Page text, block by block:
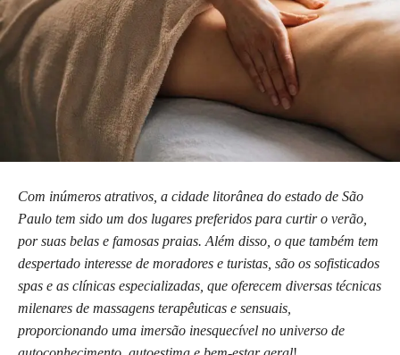
Com inúmeros atrativos, a cidade litorânea do estado de São
Paulo tem sido um dos lugares preferidos para curtir o verão,
por suas belas e famosas praias. Além disso, o que também tem
despertado interesse de moradores e turistas, são os sofisticados
spas e as clínicas especializadas, que oferecem diversas técnicas
milenares de massagens terapêuticas e sensuais,
proporcionando uma imersão inesquecível no universo de